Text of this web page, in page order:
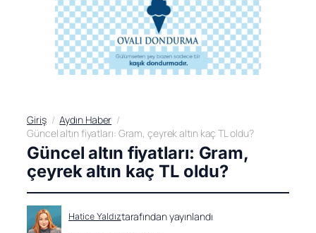
Giriş
Aydın Haber
Güncel altın fiyatları: Gram, çeyrek altın kaç TL oldu?
Güncel altın fiyatları: Gram,
çeyrek altın kaç TL oldu?
Hatice Yaldıztarafından yayınlandı